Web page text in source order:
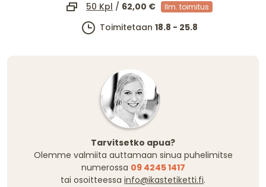
50 Kpl / 62,00 € Ilm. toimitus
Toimitetaan 18.8 - 25.8
Tarvitsetko apua?
Olemme valmiita auttamaan sinua puhelimitse
numerossa 09 4245 1417
tai osoitteessa info@ikastetiketti.fi.